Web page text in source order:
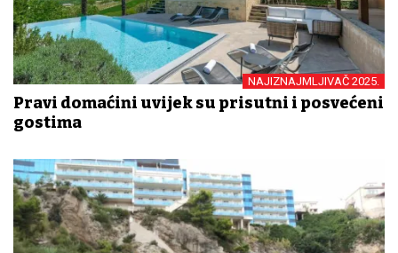
NAJIZNAJMLJIVAČ 2025.
Pravi domaćini uvijek su prisutni i posvećeni
gostima